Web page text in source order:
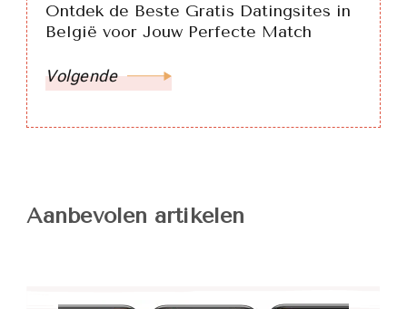
Ontdek de Beste Gratis Datingsites in
België voor Jouw Perfecte Match
Volgende
Aanbevolen artikelen